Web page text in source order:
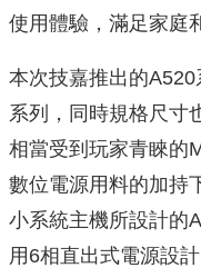
使用體驗，滿足家庭
本次技嘉推出的
系列，同時規格尺寸
相當受到玩家青睞的
數位電源用料的加持
小系統主機所設計的
用6相直出式電源設